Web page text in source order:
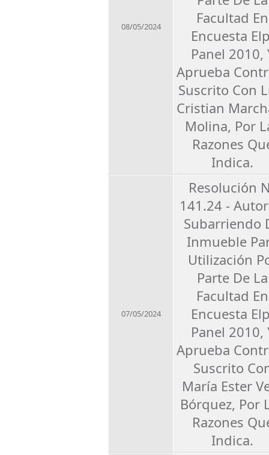
08/05/2024
Facultad En
Encuesta
Panel 2010,
Aprueba
Suscrito Con
Cristian
Molina, Por
Razones
Indica.
07/05/2024
Resolución
141.24 -
Subarriendo
Inmueble
Utilización
Parte De La
Facultad En
Encuesta
Panel 2010,
Aprueba
Suscrito
María Ester
Bórquez, Por
Razones
Indica.